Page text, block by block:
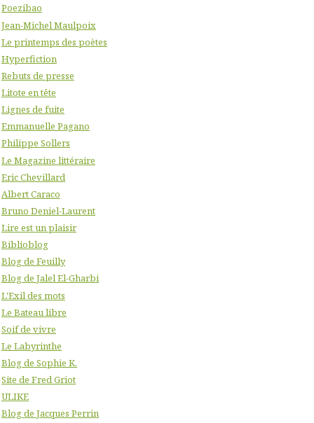
Poezibao
Jean-Michel Maulpoix
Le printemps des poètes
Hyperfiction
Rebuts de presse
Litote en tête
Lignes de fuite
Emmanuelle Pagano
Philippe Sollers
Le Magazine littéraire
Eric Chevillard
Albert Caraco
Bruno Deniel-Laurent
Lire est un plaisir
Biblioblog
Blog de Feuilly
Blog de Jalel El-Gharbi
L'Exil des mots
Le Bateau libre
Soif de vivre
Le Labyrinthe
Blog de Sophie K.
Site de Fred Griot
ULIKE
Blog de Jacques Perrin